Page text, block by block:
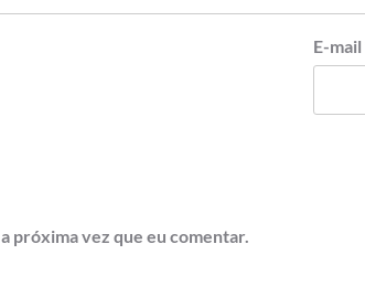
E-mail
próxima vez que eu comentar.